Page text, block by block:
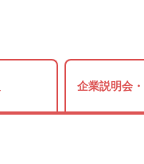
企業説明会・